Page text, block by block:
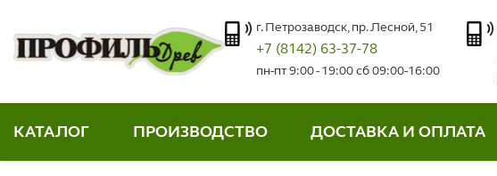
г. Петрозаводск, пр. Лесной, 51
+7 (8142) 63-37-78
пн-пт 9:00 - 19:00 сб 09:00-16:00
КАТАЛОГ ПРОИЗВОДСТВО ДОСТАВКА И ОПЛАТА